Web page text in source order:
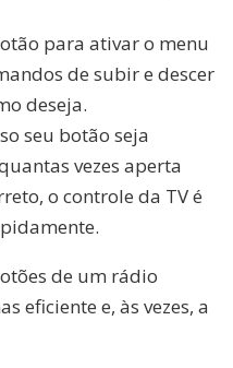
para ativar o menu
de subir e descer
deseja.
seu botão seja
vezes aperta
o controle da TV é
de um rádio
eficiente e, às vezes, a